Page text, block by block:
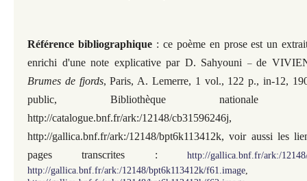
Référence bibliographique: ce poème en prose est un
enrichi d'une note explicative par D. Sahyouni –de
Brumes de fjords, Paris, A. Lemerre, 1 vol., 122 p., in-12,
public, Bibliothèque nationale
http://catalogue.bnf.fr/ark:/12148/cb31596246j,
http://gallica.bnf.fr/ark:/12148/bpt6k113412k, voir aussi les
pages transcrites : http://gallica.bnf.fr/ark:/
http://gallica.bnf.fr/ark:/12148/bpt6k113412k/f61.image